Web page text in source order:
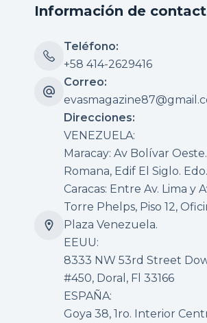
Información de
Teléfono:
+58 414-2629416
Correo:
Direcciones:
VENEZUELA:
Maracay: Av Bolívar
Romana, Edif El Siglo.
Caracas: Entre Av. Lima y
Torre Phelps, Piso 12,
Plaza Venezuela.
EEUU:
8333 NW 53rd Street
#450, Doral, Fl 33166
ESPAÑA:
Goya 38, 1ro. Interior